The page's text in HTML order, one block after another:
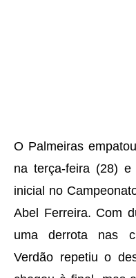
O Palmeiras
na terça-feira (28)
inicial no
Abel Ferreira. Com
uma derrota nas
Verdão repetiu o